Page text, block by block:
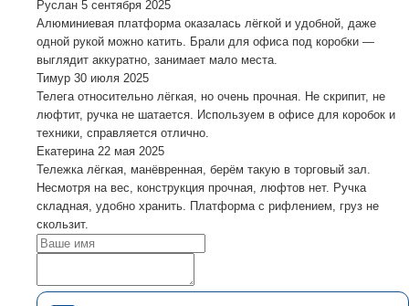
Руслан 5 сентября 2025
Алюминиевая платформа оказалась лёгкой и удобной, даже
одной рукой можно катить. Брали для офиса под коробки —
выглядит аккуратно, занимает мало места.
Тимур 30 июля 2025
Телега относительно лёгкая, но очень прочная. Не скрипит, не
люфтит, ручка не шатается. Используем в офисе для коробок и
техники, справляется отлично.
Екатерина 22 мая 2025
Тележка лёгкая, манёвренная, берём такую в торговый зал.
Несмотря на вес, конструкция прочная, люфтов нет. Ручка
складная, удобно хранить. Платформа с рифлением, груз не
скользит.